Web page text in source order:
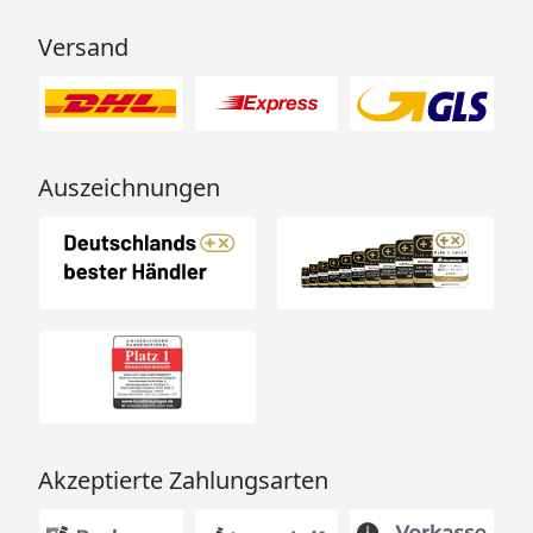
Montage und
besonderen Service-
Für die Montage durch
unsere Monteure muss
umfasst die Befestigung
an nicht isoliertem
Versand
Auszeichnungen
Akzeptierte Zahlungsarten